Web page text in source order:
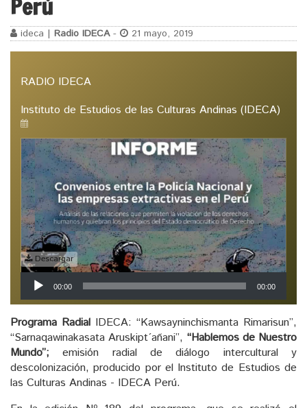
Perú
ideca | Radio IDECA- 21 mayo, 2019
RADIO IDECA
Instituto de Estudios de las Culturas Andinas (IDECA)
Descargar
Reproductor
de
audio
00:00 00:00
Programa Radial IDECA: “Kawsayninchismanta Rimarisun”,
“Sarnaqawinakasata Aruskipt´añani”, “Hablemos de Nuestro
Mundo”; emisión radial de diálogo intercultural y
descolonización, producido por el Instituto de Estudios de
las Culturas Andinas - IDECA Perú.